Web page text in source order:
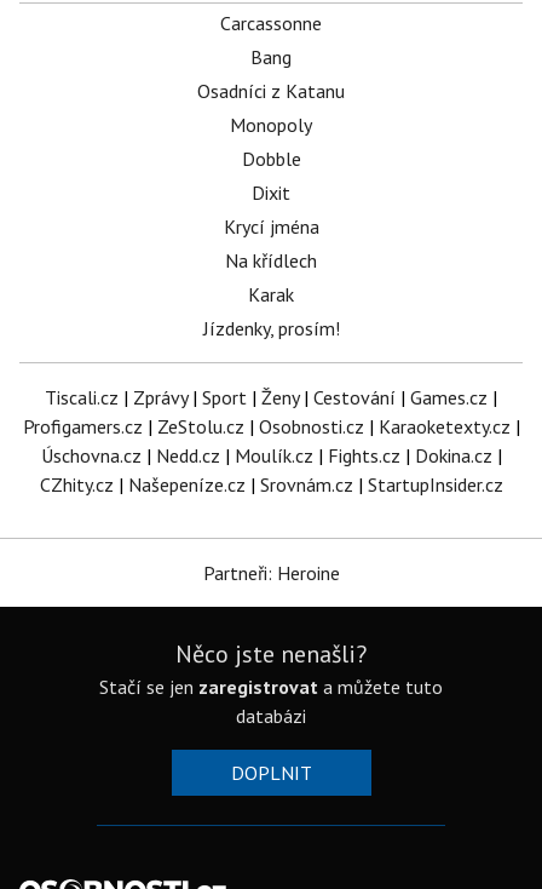
Carcassonne
Bang
Osadníci z Katanu
Monopoly
Dobble
Dixit
Krycí jména
Na křídlech
Karak
Jízdenky, prosím!
Tiscali.cz | Zprávy| Sport | Ženy| Cestování | Games.cz |
Profigamers.cz | ZeStolu.cz | Osobnosti.cz | Karaoketexty.cz |
Úschovna.cz | Nedd.cz | Moulík.cz | Fights.cz | Dokina.cz |
CZhity.cz | Našepeníze.cz | Srovnám.cz | StartupInsider.cz
Partneři: Heroine
Něco jste nenašli?
Stačí se jen zaregistrovat a můžete tuto
databázi
DOPLNIT